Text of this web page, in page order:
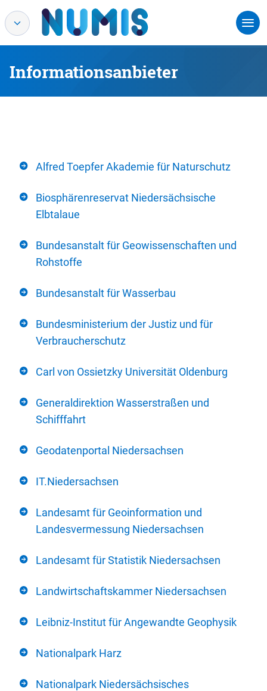
Informationsanbieter
Alfred Toepfer Akademie für Naturschutz
Biosphärenreservat Niedersächsische
Elbtalaue
Bundesanstalt für Geowissenschaften und
Rohstoffe
Bundesanstalt für Wasserbau
Bundesministerium der Justiz und für
Verbraucherschutz
Carl von Ossietzky Universität Oldenburg
Generaldirektion Wasserstraßen und
Schifffahrt
Geodatenportal Niedersachsen
IT.Niedersachsen
Landesamt für Geoinformation und
Landesvermessung Niedersachsen
Landesamt für Statistik Niedersachsen
Landwirtschaftskammer Niedersachsen
Leibniz-Institut für Angewandte Geophysik
Nationalpark Harz
Nationalpark Niedersächsisches